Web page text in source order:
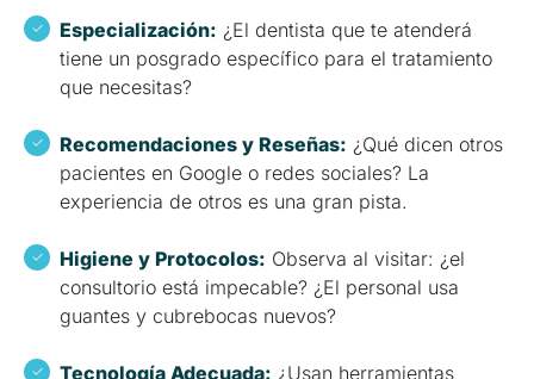
Especialización: ¿El dentista que te atenderá
tiene un posgrado específico para el tratamiento
que necesitas?
Recomendaciones y Reseñas: ¿Qué dicen otros
pacientes en Google o redes sociales? La
experiencia de otros es una gran pista.
Higiene y Protocolos: Observa al visitar: ¿el
consultorio está impecable? ¿El personal usa
guantes y cubrebocas nuevos?
Tecnología Adecuada: ¿Usan herramientas